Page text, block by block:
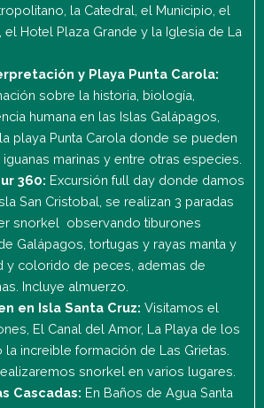
la Catedral, el Municipio, el
Hotel Plaza Grande y la Iglesia de La
y Playa Punta Carola:
sobre la historia, biología,
humana en las Islas Galápagos,
playa Punta Carola donde se pueden
marinas y entre otras especies.
360: Excursión full day donde damos
San Cristobal, se realizan 3 paradas
snorkel observando tiburones
Galápagos, tortugas y rayas manta y
y colorido de peces, ademas de
Incluye almuerzo.
en Isla Santa Cruz: Visitamos el
El Canal del Amor, La Playa de los
increible formación de Las Grietas.
snorkel en varios lugares.
Cascadas: En Baños de Agua Santa